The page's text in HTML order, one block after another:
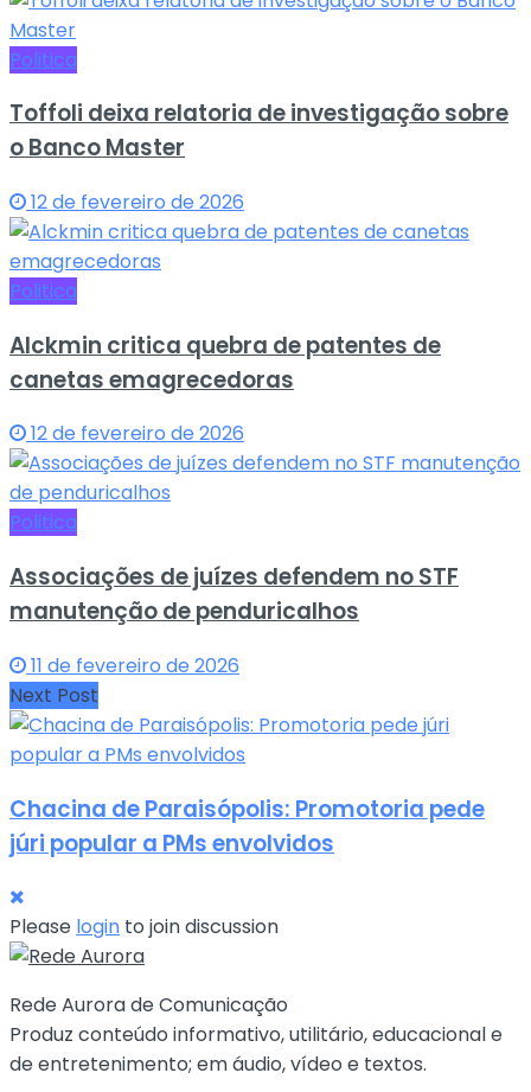
Politica
Toffoli deixa relatoria de investigação sobre
o Banco Master
12 de fevereiro de 2026
Politica
Alckmin critica quebra de patentes de
canetas emagrecedoras
12 de fevereiro de 2026
Politica
Associações de juízes defendem no STF
manutenção de penduricalhos
11 de fevereiro de 2026
Next Post
Chacina de Paraisópolis: Promotoria pede
júri popular a PMs envolvidos
Please login to join discussion
Rede Aurora de Comunicação
Produz conteúdo informativo, utilitário, educacional e
de entretenimento; em áudio, vídeo e textos.